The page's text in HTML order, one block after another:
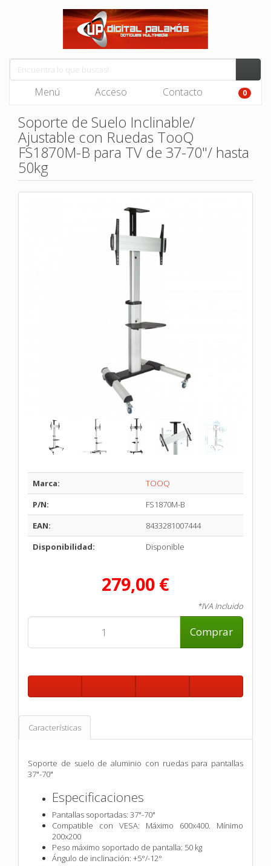
Menú Acceso Contacto 0
Soporte de Suelo Inclinable/
Ajustable con Ruedas TooQ
FS1870M-B para TV de 37-70"/ hasta
50kg
Marca:
TOOQ
P/N:
FS1870M-B
EAN:
8433281007444
Disponibilidad:
Disponible
279,00 €
*IVA Incluido
Comprar
Características
Soporte de suelo de aluminio con ruedas para pantallas
37"-70"
Especificaciones
Pantallas soportadas: 37"-70"
Compatible con VESA: Máximo 600x400. Mínimo
200x200
Peso máximo soportado de pantalla: 50 kg
Ángulo de inclinación: +5°/-12°